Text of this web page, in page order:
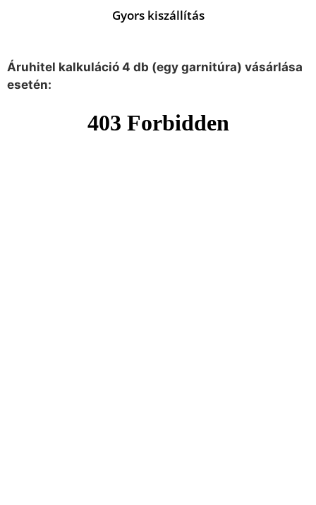
Gyors kiszállítás
Áruhitel kalkuláció 4 db (egy garnitúra) vásárlása
esetén: